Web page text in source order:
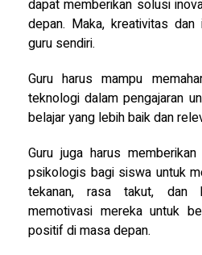
dapat memberikan solusi
depan. Maka, kreativitas
guru sendiri.
Guru harus mampu
teknologi dalam pengajaran
belajar yang lebih baik dan
Guru juga harus
psikologis bagi siswa untuk
tekanan, rasa takut, dan
memotivasi mereka untuk
positif di masa depan.